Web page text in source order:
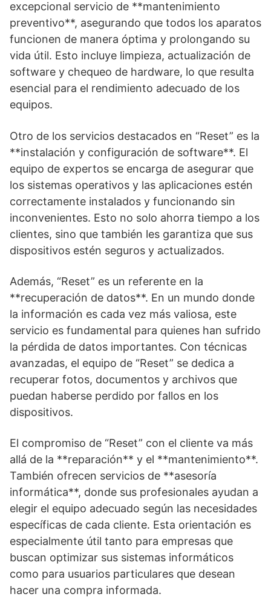
excepcional servicio de **mantenimiento
preventivo**, asegurando que todos los aparatos
funcionen de manera óptima y prolongando su
vida útil. Esto incluye limpieza, actualización de
software y chequeo de hardware, lo que resulta
esencial para el rendimiento adecuado de los
equipos.
Otro de los servicios destacados en “Reset” es la
**instalación y configuración de software**. El
equipo de expertos se encarga de asegurar que
los sistemas operativos y las aplicaciones estén
correctamente instalados y funcionando sin
inconvenientes. Esto no solo ahorra tiempo a los
clientes, sino que también les garantiza que sus
dispositivos estén seguros y actualizados.
Además, “Reset” es un referente en la
**recuperación de datos**. En un mundo donde
la información es cada vez más valiosa, este
servicio es fundamental para quienes han sufrido
la pérdida de datos importantes. Con técnicas
avanzadas, el equipo de “Reset” se dedica a
recuperar fotos, documentos y archivos que
puedan haberse perdido por fallos en los
dispositivos.
El compromiso de “Reset” con el cliente va más
allá de la **reparación** y el **mantenimiento**.
También ofrecen servicios de **asesoría
informática**, donde sus profesionales ayudan a
elegir el equipo adecuado según las necesidades
específicas de cada cliente. Esta orientación es
especialmente útil tanto para empresas que
buscan optimizar sus sistemas informáticos
como para usuarios particulares que desean
hacer una compra informada.